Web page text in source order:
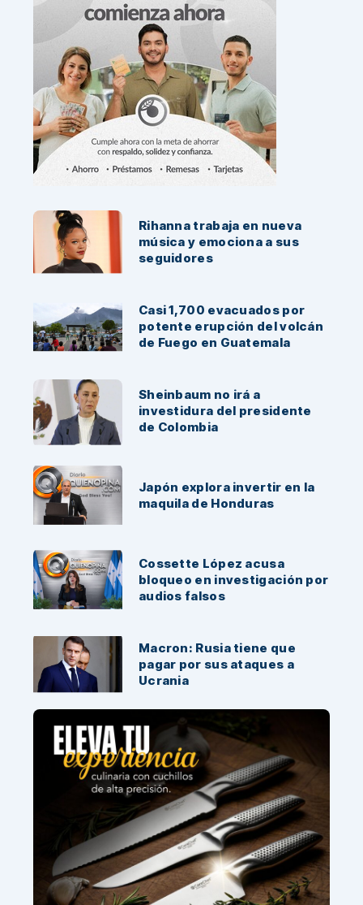
Rihanna trabaja en nueva
música y emociona a sus
seguidores
Casi 1,700 evacuados por
potente erupción del volcán
de Fuego en Guatemala
Sheinbaum no irá a
investidura del presidente
de Colombia
Japón explora invertir en la
maquila de Honduras
Cossette López acusa
bloqueo en investigación por
audios falsos
Macron: Rusia tiene que
pagar por sus ataques a
Ucrania